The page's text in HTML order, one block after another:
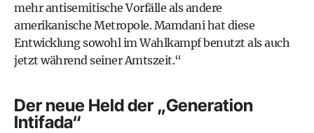
mehr antisemitische Vorfälle als andere
amerikanische Metropole. Mamdani hat diese
Entwicklung sowohl im Wahlkampf benutzt als auch
jetzt während seiner Amtszeit.“
Der neue Held der „Generation
Intifada“